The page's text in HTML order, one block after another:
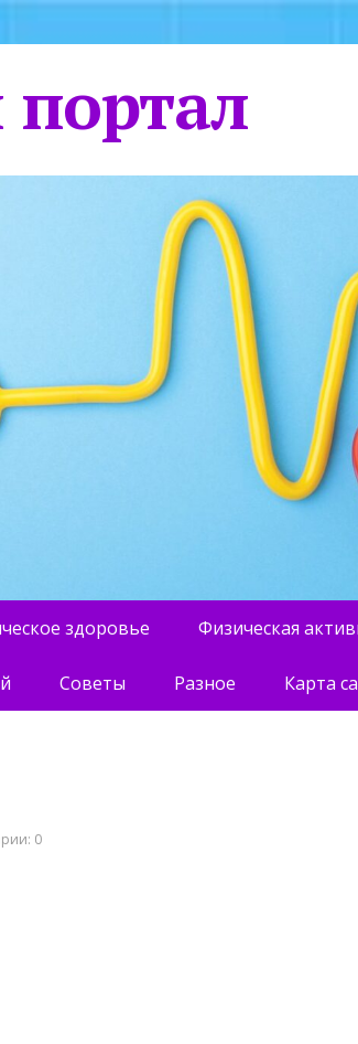
здоровье Физическая
Советы Разное Карта
0